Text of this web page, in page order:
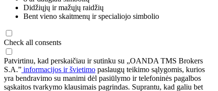
Didžiųjų ir mažųjų raidžių
Bent vieno skaitmenų ir specialiojo simbolio
Check all consents
Patvirtinu, kad perskaičiau ir sutinku su „OANDA TMS Brokers
S.A.” informacijos ir švietimo paslaugų teikimo sąlygomis, kurios
yra bendravimo su manimi dėl pasiūlymo ir telefoninės pagalbos
sąskaitos tvarkymo klausimais pagrindas. Suprantu, kad galiu bet